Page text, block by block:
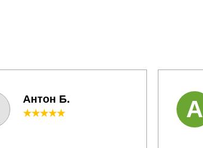
Антон Б.
★★★★★ А